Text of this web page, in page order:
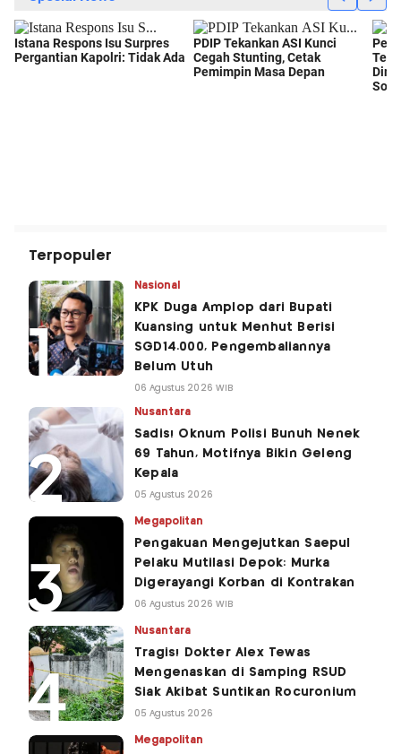
Terpopuler
Nasional
KPK Duga Amplop dari Bupati
Kuansing untuk Menhut Berisi
SGD14.000, Pengembaliannya
Belum Utuh
06 Agustus 2026 WIB
Nusantara
Sadis! Oknum Polisi Bunuh Nenek
69 Tahun, Motifnya Bikin Geleng
Kepala
05 Agustus 2026
Megapolitan
Pengakuan Mengejutkan Saepul
Pelaku Mutilasi Depok: Murka
Digerayangi Korban di Kontrakan
06 Agustus 2026 WIB
Nusantara
Tragis! Dokter Alex Tewas
Mengenaskan di Samping RSUD
Siak Akibat Suntikan Rocuronium
05 Agustus 2026
Megapolitan